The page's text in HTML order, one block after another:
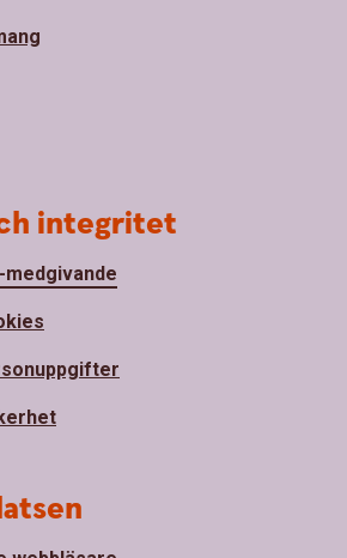
integritet